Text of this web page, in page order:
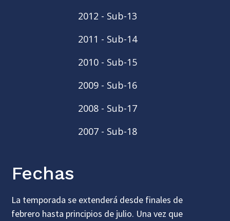
2012 - Sub-13
2011 - Sub-14
2010 - Sub-15
2009 - Sub-16
2008 - Sub-17
2007 - Sub-18
Fechas
La temporada se extenderá desde finales de
febrero hasta principios de julio. Una vez que